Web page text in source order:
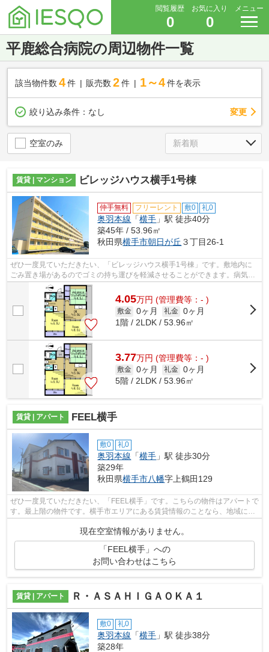
閲覧履歴
0
お気に入り
0
メニュー
平鹿総合病院の周辺物件一覧
該当物件数 4件 販売数 2 件 1～4 件を表示
絞り込み条件： なし 変更
空室のみ
賃貸 | マンション ビレッジハウス横手1号棟
仲手無料 フリーレント 敷0 礼0
奥羽本線 「横手 」駅 徒歩40分
築45年 / 53.96㎡
秋田県横手市朝日が丘 ３丁目26-1
ぜひ一度見ていただきたい、「ビレッジハウス横手1号棟」です。敷地内に
ごみ置き場があるのでゴミの持ち運びを軽減させることができます。病気予
防にもなる、通気性の良い快適なマンシ...
4.05万円 (管理費等：- )
敷金 0ヶ月 礼金 0ヶ月
1階 / 2LDK / 53.96㎡
3.77万円 (管理費等：- )
敷金 0ヶ月 礼金 0ヶ月
5階 / 2LDK / 53.96㎡
賃貸 | アパート FEEL横手
敷0 礼0
奥羽本線 「横手 」駅 徒歩30分
築29年
秋田県横手市八幡字上鶴田129
ぜひ一度見ていただきたい、「FEEL横手」です。こちらの物件はアパートで
す。最上階の物件です。横手市エリアにある賃貸情報のことなら、地域に密
現在空室情報がありません。
「FEEL横手」への
お問い合わせはこちら
賃貸 | アパート Ｒ・ＡＳＡＨＩＧＡＯＫＡ１
敷0 礼0
奥羽本線 「横手 」駅 徒歩38分
築28年